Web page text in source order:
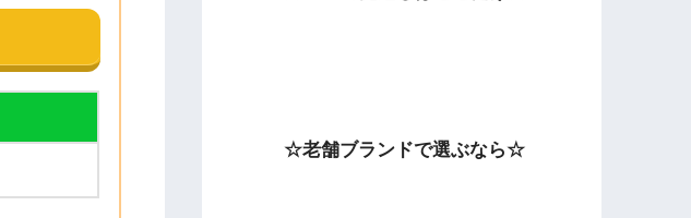
☆老舗ブランドで選ぶなら☆